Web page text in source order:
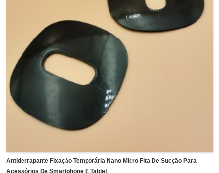
Antiderrapante Fixação Temporária Nano Micro Fita De Sucção Para
Acessórios De Smartphone E Tablet